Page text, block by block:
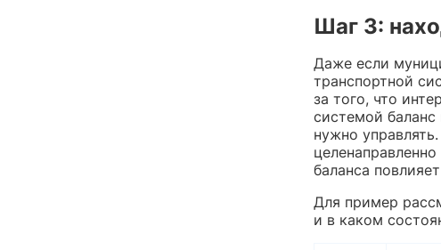
Шаг 3:
Даже если
транспортной
за того, что
системой
нужно
баланса
Для пример
и в каком